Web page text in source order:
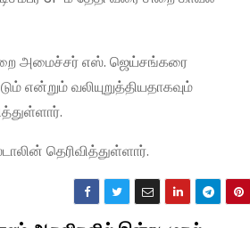
அமைச்சர் எஸ். ஜெய்சங்கரை
என்றும் வலியுறுத்தியதாகவும்
தெரிவித்துள்ளார்.